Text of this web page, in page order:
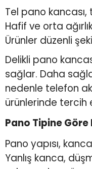
Tel pano
Hafif ve orta
Ürünler düzenli
Delikli pano
sağlar. Daha
nedenle telefon
ürünlerinde tercih
Pano Tipine
Pano yapısı,
Yanlış kanca,